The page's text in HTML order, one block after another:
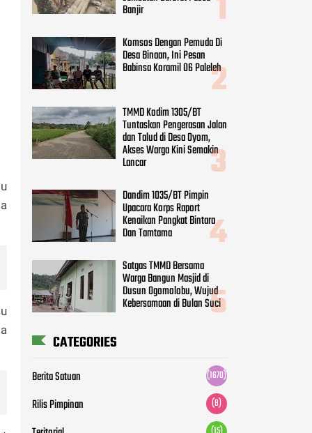
Banjir
Komsos Dengan Pemuda Di
Desa Binaan, Ini Pesan
Babinsa Koramil 06 Paleleh
TMMD Kodim 1305/BT
Tuntaskan Pengerasan Jalan
dan Talud di Desa Oyom,
Akses Warga Kini Semakin
Lancar
Dandim 1035/BT Pimpin
Upacara Korps Raport
Kenaikan Pangkat Bintara
Dan Tamtama
Satgas TMMD Bersama
Warga Bangun Masjid di
Dusun Ogomolobu, Wujud
Kebersamaan di Bulan Suci
CATEGORIES
Berita Satuan (1670)
Rilis Pimpinan (8)